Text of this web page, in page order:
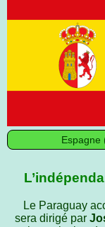
Espagne
Le Paraguay
sera dirigé par